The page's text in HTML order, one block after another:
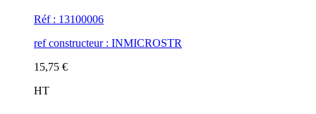
Réf : 13100006
ref constructeur : INMICROSTR
15,75 €
HT